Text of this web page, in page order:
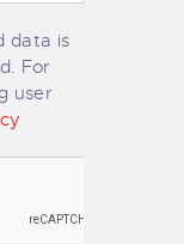
data is
For
user